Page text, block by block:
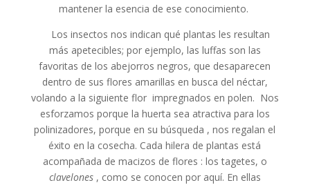
mantener la esencia de ese conocimiento.
Los insectos nos indican qué plantas les resultan
más apetecibles; por ejemplo, las luffas son las
favoritas de los abejorros negros, que desaparecen
dentro de sus flores amarillas en busca del néctar,
volando a la siguiente flor impregnados en polen. Nos
esforzamos porque la huerta sea atractiva para los
polinizadores, porque en su búsqueda , nos regalan el
éxito en la cosecha. Cada hilera de plantas está
acompañada de macizos de flores : los tagetes, o
clavelones, como se conocen por aquí. En ellas